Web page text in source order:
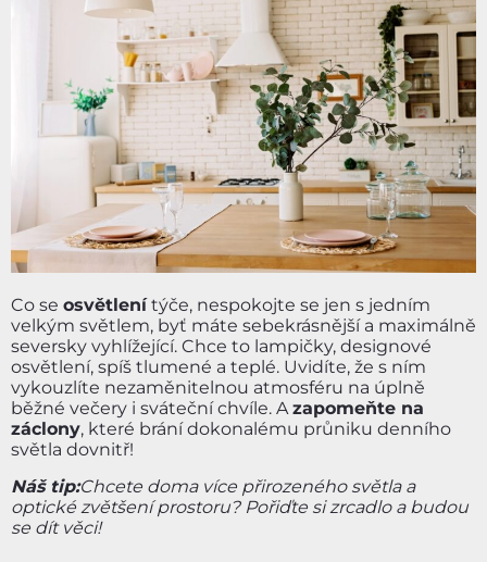
Co se osvětlenítýče, nespokojte se jen s jedním
velkým světlem, byť máte sebekrásnější a maximálně
seversky vyhlížející. Chce to lampičky, designové
osvětlení, spíš tlumené a teplé. Uvidíte, že s ním
vykouzlíte nezaměnitelnou atmosféru na úplně
běžné večery i sváteční chvíle. Azapomeňte na
záclony, které brání dokonalému průniku denního
světla dovnitř!
Náš tip:Chcete doma více přirozeného světla a
optické zvětšení prostoru? Pořiďte si zrcadlo a budou
se dít věci!